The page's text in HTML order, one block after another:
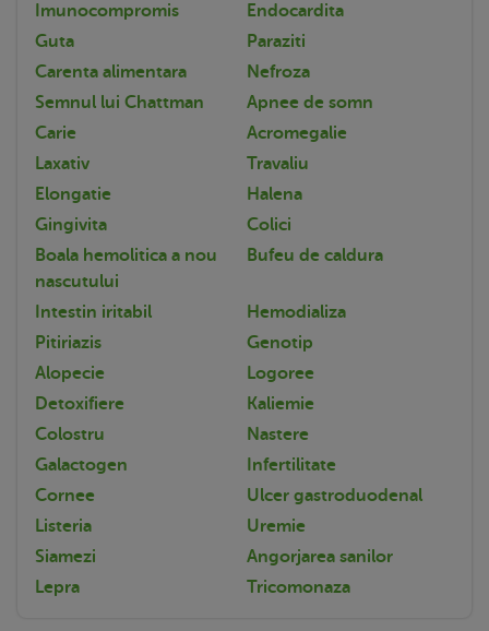
Imunocompromis
Endocardita
Guta
Paraziti
Carenta alimentara
Nefroza
Semnul lui Chattman
Apnee de somn
Carie
Acromegalie
Laxativ
Travaliu
Elongatie
Halena
Gingivita
Colici
Boala hemolitica a nou
nascutului
Bufeu de caldura
Intestin iritabil
Hemodializa
Pitiriazis
Genotip
Alopecie
Logoree
Detoxifiere
Kaliemie
Colostru
Nastere
Galactogen
Infertilitate
Cornee
Ulcer gastroduodenal
Listeria
Uremie
Siamezi
Angorjarea sanilor
Lepra
Tricomonaza